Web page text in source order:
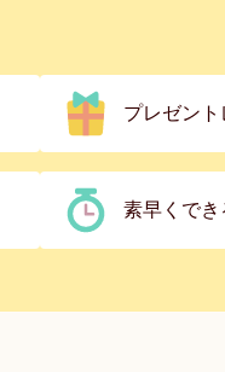
プレゼント
素早くでき